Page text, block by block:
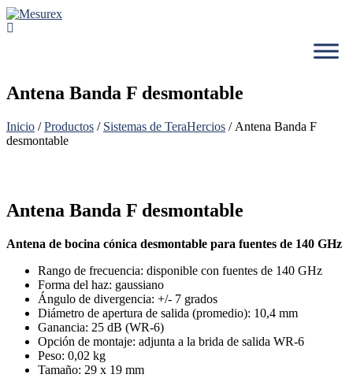
Saltar
al
Antena Banda F desmontable
Inicio /Productos / Sistemas de TeraHercios / Antena Banda F
desmontable
Antena Banda F desmontable
Antena de bocina cónica desmontable para fuentes de 140 GHz
Rango de frecuencia: disponible con fuentes de 140 GHz
Forma del haz: gaussiano
Ángulo de divergencia: +/- 7 grados
Diámetro de apertura de salida (promedio): 10,4 mm
Ganancia: 25 dB (WR-6)
Opción de montaje: adjunta a la brida de salida WR-6
Peso: 0,02 kg
Tamaño: 29 x 19 mm